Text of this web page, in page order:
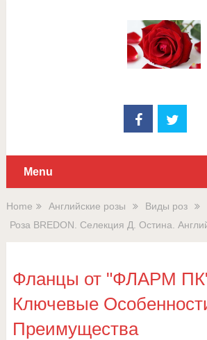
Menu
Home Английские розы
Виды роз
Роза BREDON. Селекция Д. Остина.
Фланцы от "ФЛАРМ
Ключевые
Преимущества
Для любых
сайту: